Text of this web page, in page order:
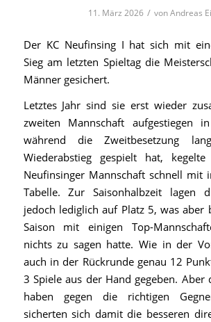
11. März 2026 / vonAndreas
Der KC Neufinsing I hat sich mit
Sieg am letzten Spieltag die
Männer gesichert.
Letztes Jahr sind sie erst wieder
zweiten Mannschaft aufgestiegen
während die Zweitbesetzung
Wiederabstieg gespielt hat,
Neufinsinger Mannschaft schnell mit
Tabelle. Zur Saisonhalbzeit lagen
jedoch lediglich auf Platz 5, was aber
Saison mit einigen Top-
nichts zu sagen hatte. Wie in der
auch in der Rückrunde genau 12
3 Spiele aus der Hand gegeben. Aber
haben gegen die richtigen
sicherten sich damit die besseren